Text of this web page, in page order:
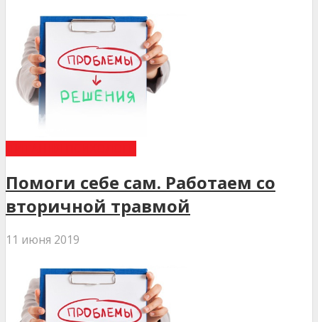
Помоги себе сам. Работаем со
вторичной травмой
11 июня 2019